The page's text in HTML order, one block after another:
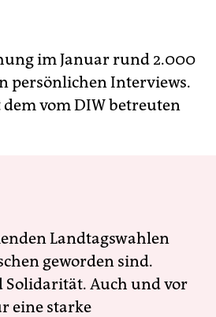
im Januar rund 2.000
persönlichen Interviews.
vom DIW betreuten
Landtagswahlen
geworden sind.
Solidarität. Auch und vor
eine starke